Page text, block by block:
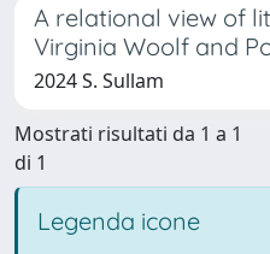
A relational view of
Virginia Woolf and
2024 S. Sullam
Mostrati risultati da 1 a 1
di 1
Legenda icone